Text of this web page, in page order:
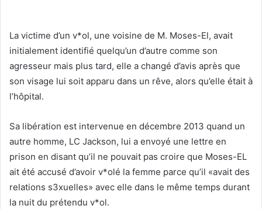
La victime d’un v*ol, une voisine de M. Moses-El, avait
initialement identifié quelqu’un d’autre comme son
agresseur mais plus tard, elle a changé d’avis après que
son visage lui soit apparu dans un rêve, alors qu’elle était à
l’hôpital.
Sa libération est intervenue en décembre 2013 quand un
autre homme, LC Jackson, lui a envoyé une lettre en
prison en disant qu’il ne pouvait pas croire que Moses-EL
ait été accusé d’avoir v*olé la femme parce qu’il «avait des
relations s3xuelles» avec elle dans le même temps durant
la nuit du prétendu v*ol.